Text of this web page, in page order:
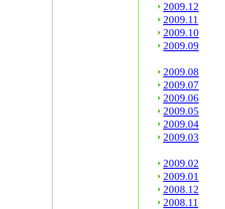
2009.12
2009.11
2009.10
2009.09
2009.08
2009.07
2009.06
2009.05
2009.04
2009.03
2009.02
2009.01
2008.12
2008.11